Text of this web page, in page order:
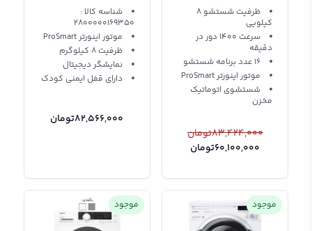
جلو Beko WTV 8744
ظرفیت شستشو 8
کیلویی
سرعت 1400 دور در
دقیقه
16 عدد برنامه شستشو
موتور اینورتر ProSmart
شستشوی اتوماتیک
مخزن
60,100,000تومان
83,424,000تومان
WTV8736XW
شناسه کالا :
2800000169350
موتور اینورتر ProSmart
ظرفیت 8 کیلوگرم
نمایشگر دیجیتال
دارای قفل ایمنی کودک
82,566,000تومان
موجود موجود